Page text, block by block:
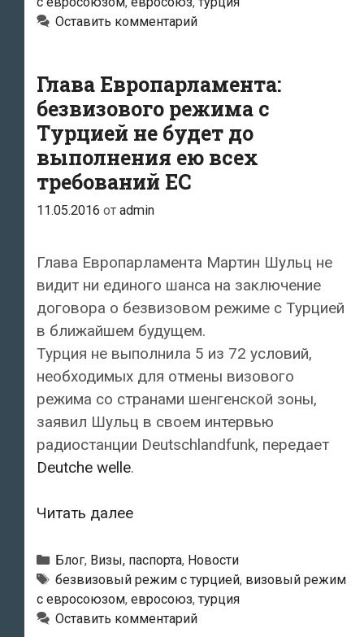
направит
в
группу
по
визам
Оставить комментарий
Глава Европарламента:
безвизового режима с
Турцией не будет до
выполнения ею всех
требований ЕС
11.05.2016 от admin
Глава Европарламента Мартин Шульц не
видит ни единого шанса на заключение
договора о безвизовом режиме с Турцией
в ближайшем будущем.
Турция не выполнила 5 из 72 условий,
необходимых для отмены визового
режима со странами шенгенской зоны,
заявил Шульц в своем интервью
радиостанции Deutschlandfunk, передает
Deutche welle.
Читать далееГлава
безвизового
режима
с
Турцией
Рубрики
Блог, Визы, паспорта, Новости
Метки
безвизовый режим с турцией, визовый режим
с евросоюзом, евросоюз,турция
Оставить комментарий